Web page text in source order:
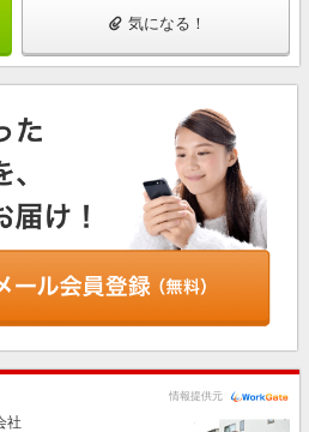
気になる！
情報提供元
社